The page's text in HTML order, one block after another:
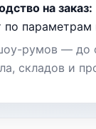
на заказ:
по параметрам
румов — до
складов и